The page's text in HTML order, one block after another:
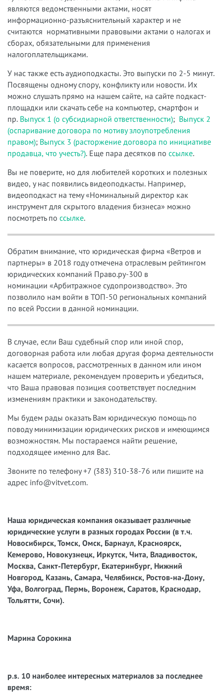
являются ведомственными актами, носят
информационно-разъяснительный характер и не
считаются нормативными правовыми актами о налогах и
сборах, обязательными для применения
налогоплательщиками.
У нас также есть аудиоподкасты. Это выпуски по 2-5 минут.
Посвящены одному спору, конфликту или новости. Их
можно слушать прямо на нашем сайте, на сайте подкаст-
площадки или скачать себе на компьютер, смартфон и
пр. Выпуск 1 (о субсидиарной ответственности); Выпуск 2
(оспаривание договора по мотиву злоупотребления
правом); Выпуск 3 (расторжение договора по инициативе
продавца, что учесть?). Еще пара десятков по ссылке.
Вы не поверите, но для любителей коротких и полезных
видео, у нас появились видеоподкасты. Например,
видеоподкаст на тему «Номинальный директор как
инструмент для скрытого владения бизнеса» можно
посмотреть по ссылке.
Обратим внимание, что юридическая фирма «Ветров и
партнеры» в 2018 году отмечена отраслевым рейтингом
юридических компаний Право.ру-300 в
номинации «Арбитражное судопроизводство». Это
позволило нам войти в ТОП-50 региональных компаний
по всей России в данной номинации.
В случае, если Ваш судебный спор или иной спор,
договорная работа или любая другая форма деятельности
касается вопросов, рассмотренных в данном или ином
нашем материале, рекомендуем проверить и убедиться,
что Ваша правовая позиция соответствует последним
изменениям практики и законодательству.
Мы будем рады оказать Вам юридическую помощь по
поводу минимизации юридических рисков и имеющимся
возможностям. Мы постараемся найти решение,
подходящее именно для Вас.
Звоните по телефону +7 (383) 310-38-76 или пишите на
адрес info@vitvet.com.
Наша юридическая компания оказывает различные
юридические услуги в разных городах России (в т.ч.
Новосибирск, Томск, Омск, Барнаул, Красноярск,
Кемерово, Новокузнецк, Иркутск, Чита, Владивосток,
Москва, Санкт-Петербург, Екатеринбург, Нижний
Новгород, Казань, Самара, Челябинск, Ростов-на-Дону,
Уфа, Волгоград, Пермь, Воронеж, Саратов, Краснодар,
Тольятти, Сочи).
Марина Сорокина
p.s. 10 наиболее интересных материалов за последнее
время: